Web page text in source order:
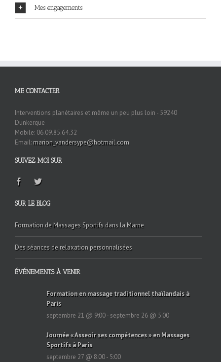
Mes engagements
ME CONTACTER
Interventions planétaires et même un peu plus loin - 59240
Dunkerque
Mobile: 06.09.85.64.32
Email: marion_vandersype@hotmail.com
SUIVEZ MOI SUR
SUR LE BLOG
Formation de Massages Sportifs dans la Marne
Des séances de relaxation personnalisées
ÉVÉNEMENTS À VENIR
Formation en massage traditionnel thaïlandais à
Paris
septembre 21 @ 9:00- septembre 26 @ 5:00
Journée « Asseoir ses compétences » en Massages
Sportifs à Paris
septembre 27 @ 8:00- 5:00